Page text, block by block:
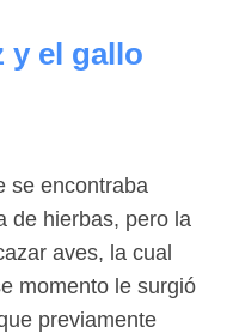
y el gallo
se encontraba
de hierbas, pero la
aves, la cual
momento le surgió
previamente